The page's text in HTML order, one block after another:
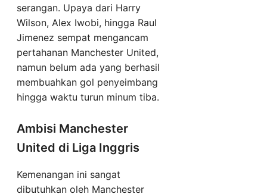
serangan. Upaya dari Harry
Wilson, Alex Iwobi, hingga Raul
Jimenez sempat mengancam
pertahanan Manchester United,
namun belum ada yang berhasil
membuahkan gol penyeimbang
hingga waktu turun minum tiba.
Ambisi Manchester
United di Liga Inggris
Kemenangan ini sangat
dibutuhkan oleh Manchester